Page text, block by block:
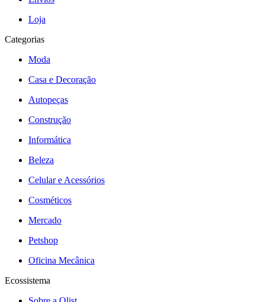
Loja
Categorias
Moda
Casa e Decoração
Autopeças
Construção
Informática
Beleza
Celular e Acessórios
Cosméticos
Mercado
Petshop
Oficina Mecânica
Ecossistema